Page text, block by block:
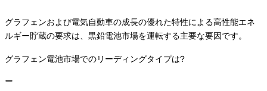
グラフェンおよび電気自動車の成長の優れた特性による高性能エネ
ルギー貯蔵の要求は、黒鉛電池市場を運転する主要な要因です。
グラフェン電池市場でのリーディングタイプは?